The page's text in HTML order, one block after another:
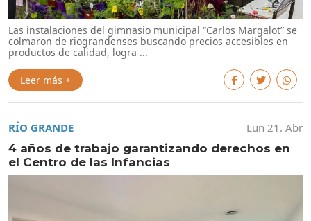
Las instalaciones del gimnasio municipal “Carlos Margalot” se
colmaron de riograndenses buscando precios accesibles en
productos de calidad, logra ...
Leer más +
RÍO GRANDE
Lun 21. Abr
4 años de trabajo garantizando derechos en
el Centro de las Infancias